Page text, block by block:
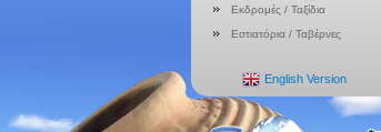
Εκδρομές / Ταξίδια
Εστιατόρια / Ταβέρνες
English Version